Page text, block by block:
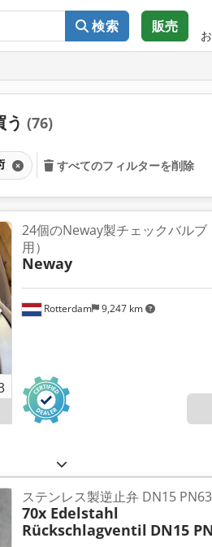
検索 販売
(76)
すべてのフィルターを削除
Rotterdam 9,247 km
24個のNeway製チェックバルブ
用）
Neway
ステンレス製逆止弁 DN15 PN63
70x Edelstahl
Rückschlagventil DN15